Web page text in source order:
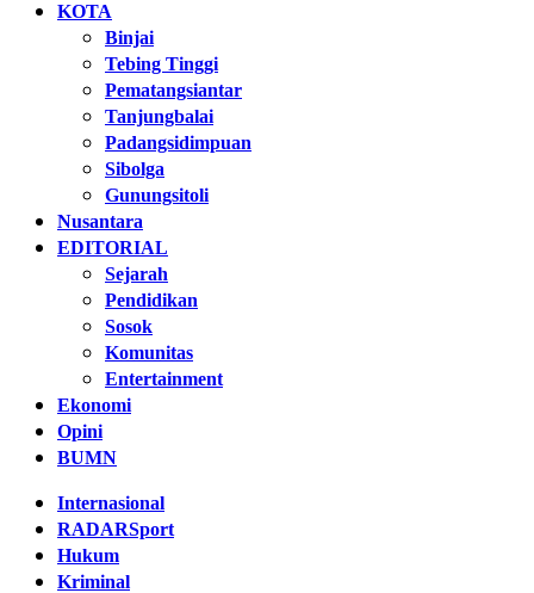
KOTA
Binjai
Tebing Tinggi
Pematangsiantar
Tanjungbalai
Padangsidimpuan
Sibolga
Gunungsitoli
Nusantara
EDITORIAL
Sejarah
Pendidikan
Sosok
Komunitas
Entertainment
Ekonomi
Opini
BUMN
Internasional
RADARSport
Hukum
Kriminal